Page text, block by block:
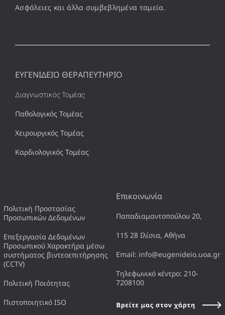
Ασφάλειες και άλλα συμβεβλημένα ταμεία.
ΕΥΓΕΝΙΔΕΙΟ ΘΕΡΑΠΕΥΤΗΡΙΟ
Διαγνωστικός Τομέας
Παθολογικός Τομέας
Χειρουργικός Τομέας
Καρδιολογικός Τομέας
Πολιτική Προστασίας
Προσωπικών Δεδομένων
Επεξεργασία Δεδομένων
Προσωπικού Χαρακτήρα μέσω
συστήματος βιντεοεπιτήρησης
(CCTV)
Πολιτική Ποιότητας
Πιστοποιητικό ISO
Επικοινωνία
Παπαδιαμαντοπούλου 20,
115 28 Ιλίσια, Αθήνα
Email: info@eugenideio.uoa.gr
Τηλεφωνικό κέντρο: 210-
7208100